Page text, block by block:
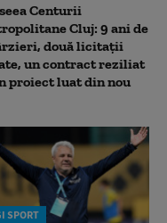
Centurii
Cluj: 9 ani de
două licitații
un contract reziliat
proiect luat din nou
SPORT